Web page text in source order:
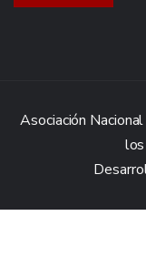
Asociación